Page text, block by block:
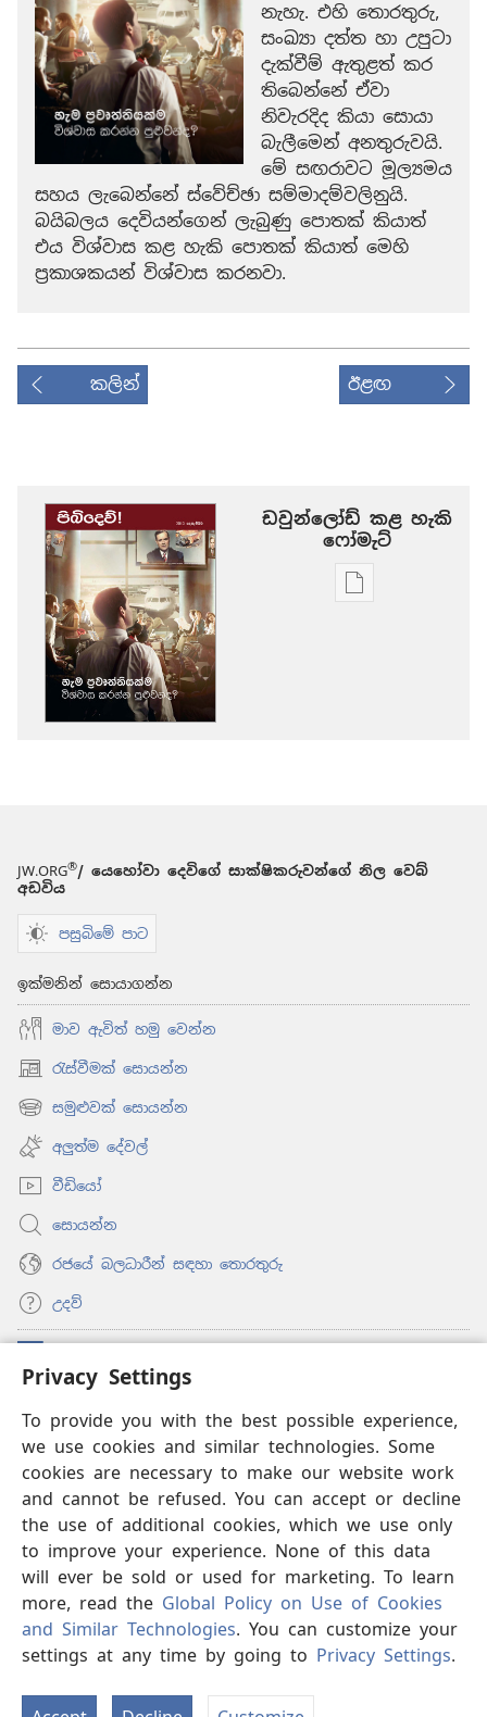
Privacy Settings
To provide you with the best possible experience,
we use cookies and similar technologies. Some
cookies are necessary to make our website work
and cannot be refused. You can accept or decline
the use of additional cookies, which we use only
to improve your experience. None of this data
will ever be sold or used for marketing. To learn
more, read the Global Policy on Use of Cookies
and Similar Technologies. You can customize your
settings at any time by going to Privacy Settings.
නැහැ. එහි තොරතුරු,
සංඛ්‍යා දත්ත හා උපුටා
දැක්වීම් ඇතුළත් කර
තිබෙන්නේ ඒවා
නිවැරදිද කියා සොයා
බැලීමෙන් අනතුරුවයි.
මේ සඟරාවට මූල්‍යමය
සහය ලැබෙන්නේ ස්වේච්ඡා සම්මාදම්වලිනුයි.
බයිබලය දෙවියන්ගෙන් ලැබුණු පොතක් කියාත්
එය විශ්වාස කළ හැකි පොතක් කියාත් මෙහි
ප්‍රකාශකයන් විශ්වාස කරනවා.
කලින් ඊළඟ
ඩවුන්ලෝඩ් කළ හැකි
‍‍ෆෝමැට්
ප්‍රකාශන
JW.ORG®/ යෙහෝවා දෙවිගේ සාක්ෂිකරුවන්ගේ නිල වෙබ්
අඩවිය
පසුබිමේ පාට
ඉක්මනින් සොයාගන්න
මාව ඇවිත් හමු වෙන්න
රැස්වීමක් සොයන්න
(opens
new
window)
සමුළුවක් සොයන්න
(opens
new
window)
අලුත්ම දේවල්
වීඩියෝ
සොයන්න
රජයේ බලධාරීන් සඳහා තොරතුරු
උදව්
(opens
new
ඔන්ලයින් ලයිබ්‍රරි
(opens
new
window)JW Hub
(opens
new
window)‘JW ලයිබ්‍රරි’
Copyright© 2026 Watch Tower Bible and Tract Society of Pennsylvania.
භාවිත කිරීමේ නීති |පෞද්ගලික තොරතුරු රැකීම |PRIVACY
SETTINGS